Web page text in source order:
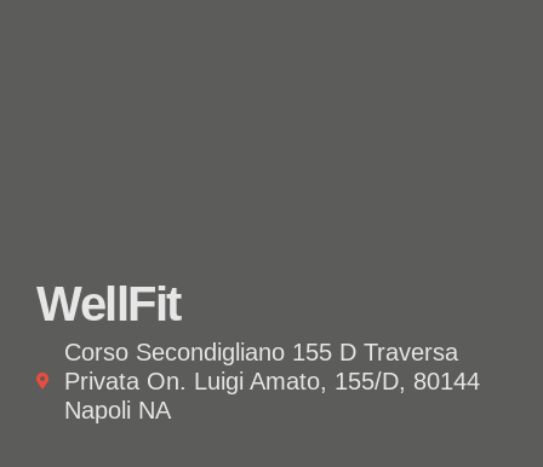
WellFit
Corso Secondigliano 155 D Traversa
Privata On. Luigi Amato, 155/D, 80144
Napoli NA